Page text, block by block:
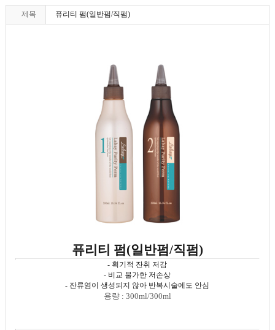
제목 퓨리티 펌(일반펌/직펌)
퓨리티 펌(일반펌/직펌)
- 획기적 잔취 저감
- 비교 불가한 저손상
- 잔류염이 생성되지 않아 반복시술에도 안심
용량 : 300ml/300ml